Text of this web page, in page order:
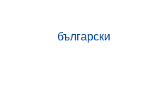
български